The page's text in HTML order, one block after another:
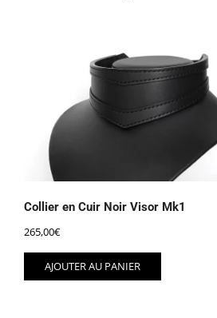
Collier en Cuir Noir Visor Mk1
265,00€
AJOUTER AU PANIER